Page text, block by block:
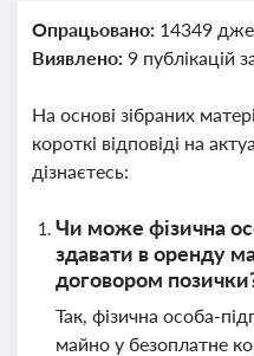
Опрацьовано: 14349
Виявлено: 9 публікацій
На основі зібраних
короткі відповіді на
дізнаєтесь:
Чи може фізична
здавати в оренду
договором
Так, фізична особа-
майно у безоплатне